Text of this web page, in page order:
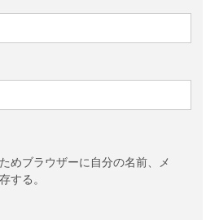
めブラウザーに自分の名前、メ
する。